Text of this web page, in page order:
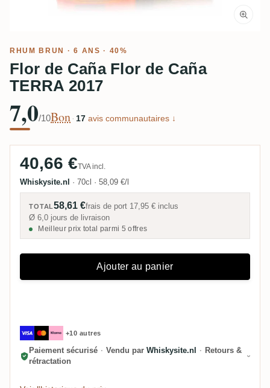
RHUM BRUN · 6 ANS · 40%
Flor de Caña Flor de Caña
TERRA 2017
7,0/10Bon · 17 avis communautaires ↓
40,66 €TVA incl.
Whiskysite.nl · 70cl · 58,09 €/l
TOTAL58,61 €frais de port 17,95 € inclus
Ø 6,0 jours de livraison
Meilleur prix total parmi 5 offres
Ajouter au panier
+10 autres
Paiement sécurisé · Vendu par Whiskysite.nl · Retours &
rétractation